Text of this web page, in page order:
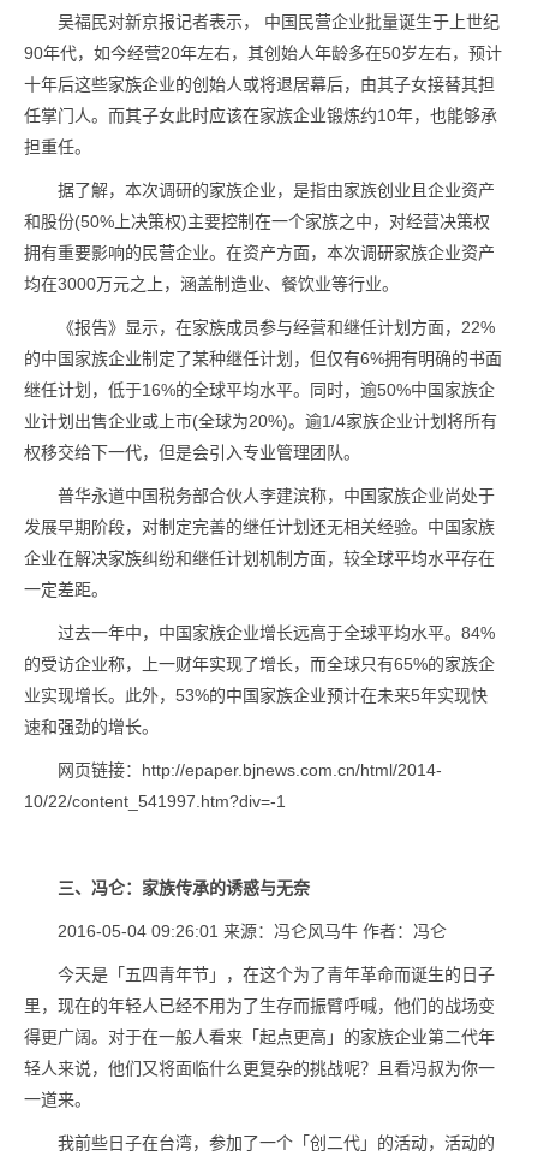
吴福民对新京报记者表示， 中国民营企业批量诞生于上世纪
90年代，如今经营20年左右，其创始人年龄多在50岁左右，预计
十年后这些家族企业的创始人或将退居幕后，由其子女接替其担
任掌门人。而其子女此时应该在家族企业锻炼约10年，也能够承
担重任。
据了解，本次调研的家族企业，是指由家族创业且企业资产
和股份(50%上决策权)主要控制在一个家族之中，对经营决策权
拥有重要影响的民营企业。在资产方面，本次调研家族企业资产
均在3000万元之上，涵盖制造业、餐饮业等行业。
《报告》显示，在家族成员参与经营和继任计划方面，22%
的中国家族企业制定了某种继任计划，但仅有6%拥有明确的书面
继任计划，低于16%的全球平均水平。同时，逾50%中国家族企
业计划出售企业或上市(全球为20%)。逾1/4家族企业计划将所有
权移交给下一代，但是会引入专业管理团队。
普华永道中国税务部合伙人李建滨称，中国家族企业尚处于
发展早期阶段，对制定完善的继任计划还无相关经验。中国家族
企业在解决家族纠纷和继任计划机制方面，较全球平均水平存在
一定差距。
过去一年中，中国家族企业增长远高于全球平均水平。84%
的受访企业称，上一财年实现了增长，而全球只有65%的家族企
业实现增长。此外，53%的中国家族企业预计在未来5年实现快
速和强劲的增长。
网页链接：http://epaper.bjnews.com.cn/html/2014-
10/22/content_541997.htm?div=-1
三、 冯仑：家族传承的诱惑与无奈
2016-05-04 09:26:01 来源：冯仑风马牛 作者：冯仑
今天是「五四青年节」，在这个为了青年革命而诞生的日子
里，现在的年轻人已经不用为了生存而振臂呼喊，他们的战场变
得更广阔。对于在一般人看来「起点更高」的家族企业第二代年
轻人来说，他们又将面临什么更复杂的挑战呢？且看冯叔为你一
一道来。
我前些日子在台湾，参加了一个「创二代」的活动，活动的